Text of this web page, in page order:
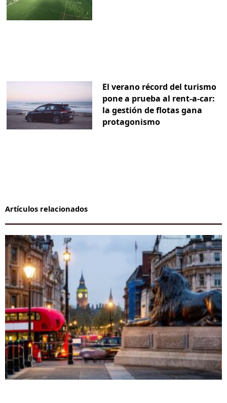
El verano récord del turismo
pone a prueba al rent-a-car:
la gestión de flotas gana
protagonismo
Artículos relacionados